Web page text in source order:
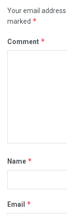
Your email address
marked *
Comment *
Name *
Email *